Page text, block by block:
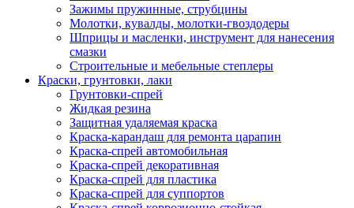
Зажимы пружинные, струбцины
Молотки, кувалды, молотки-гвоздодеры
Шприцы и масленки, инструмент для нанесения
смазки
Строительные и мебельные степлеры
Краски, грунтовки, лаки
Грунтовки-спрей
Жидкая резина
Защитная удаляемая краска
Краска-карандаш для ремонта царапин
Краска-спрей автомобильная
Краска-спрей декоративная
Краска-спрей для пластика
Краска-спрей для суппортов